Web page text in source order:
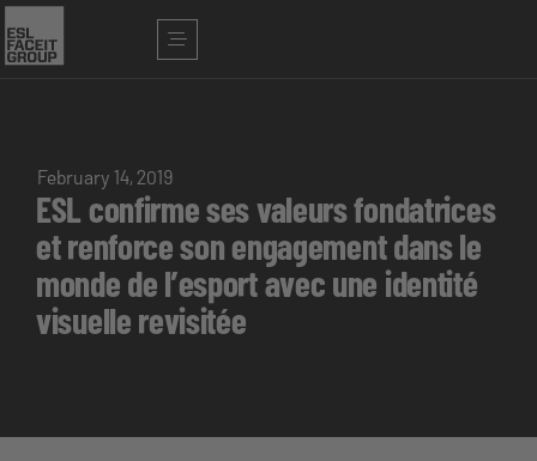
February 14, 2019
ESL confirme ses valeurs fondatrices
et renforce son engagement dans le
monde de l’esport avec une identité
visuelle revisitée